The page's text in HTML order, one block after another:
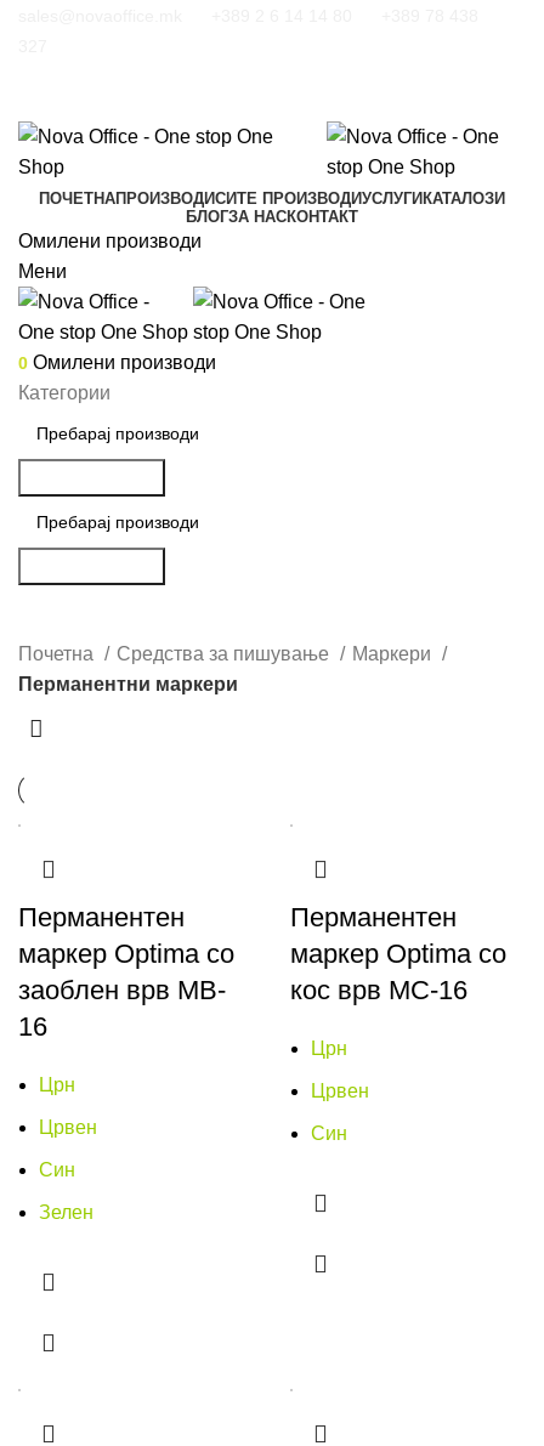
ПОЧЕТНАПРОИЗВОДИСИТЕ ПРОИЗВОДИУСЛУГИ КАТАЛОЗИ
БЛОГЗА НАСКОНТАКТ
Омилени производи
Мени
0 Омилени производи
Категории
Почетна Средства за пишување
Маркери
Перманентни маркери
Перманентен
маркер Optima со
заоблен врв MB-
16
Црн
Црвен
Син
Зелен
Перманентен
маркер Optima со
кос врв MC-16
Црн
Црвен
Син